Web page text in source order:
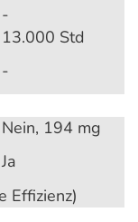
-
13.000 Std
-
Nein, 194 mg
Ja
Effizienz)